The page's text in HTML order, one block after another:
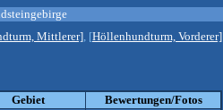
Mittlerer], [Höllenhundturm, Vorderer]
Gebiet
Bewertungen/Fotos